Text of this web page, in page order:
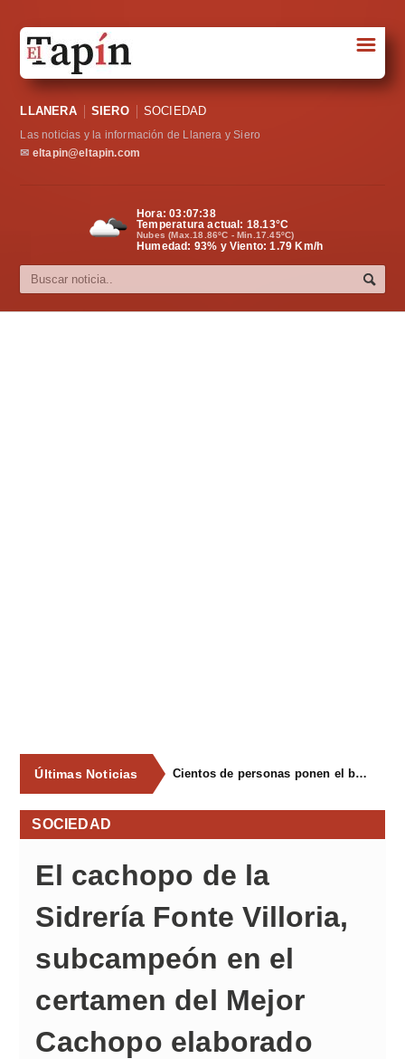
Sociedad
Política
Cultura
☰
LLANERA SIERO SOCIEDAD
Las noticias y la información de Llanera y Siero
✉ eltapin@eltapin.com
Hora:03:07:39
Temperatura actual: 18.13°C
Nubes (Max.18.86ºC - Min.17.45ºC)
Humedad: 93% y Viento: 1.79 Km/h
Últimas Noticias Cientos de personas ponen el broche final a las fiestas de La Salud de Lieres con la tradicional merienda
SOCIEDAD
El cachopo de la
Sidrería Fonte Villoria,
subcampeón en el
certamen del Mejor
Cachopo elaborado